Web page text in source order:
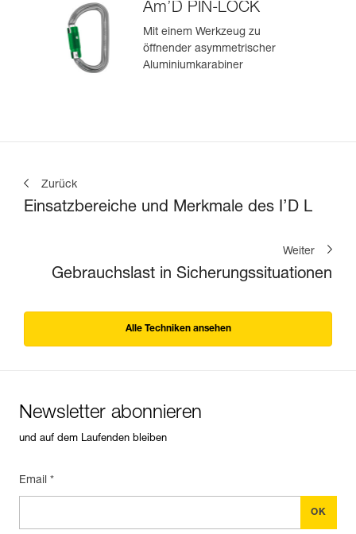
Am’D PIN-LOCK
Mit einem Werkzeug zu
öffnender asymmetrischer
Aluminiumkarabiner
Zurück
Einsatzbereiche und Merkmale des I’D L
Weiter
Gebrauchslast in Sicherungssituationen
Alle Techniken ansehen
Newsletter abonnieren
und auf dem Laufenden bleiben
Email *